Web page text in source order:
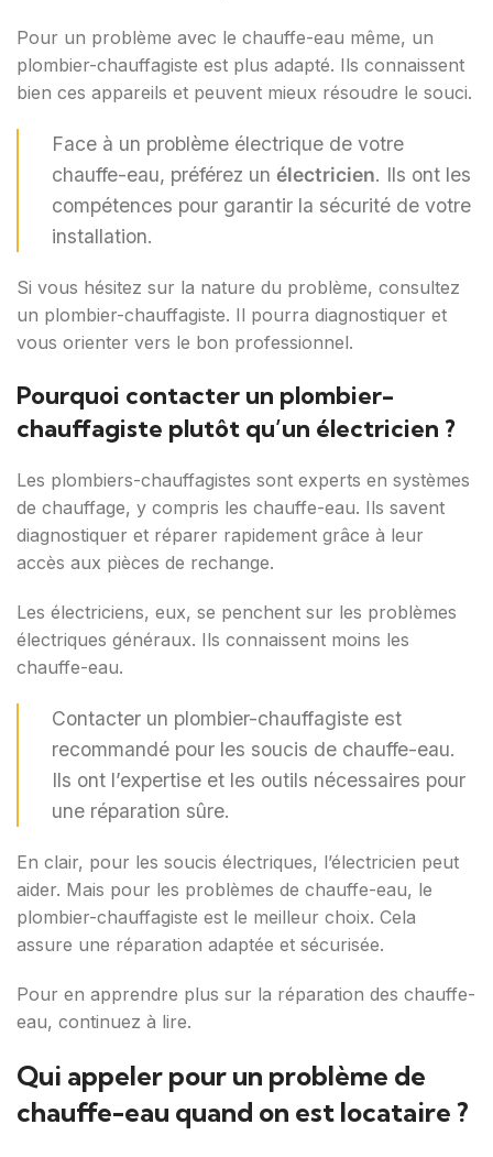
Pour un problème avec le chauffe-eau même, un
plombier-chauffagiste est plus adapté. Ils connaissent
bien ces appareils et peuvent mieux résoudre le souci.
Face à un problème électrique de votre
chauffe-eau, préférez un électricien. Ils ont les
compétences pour garantir la sécurité de votre
installation.
Si vous hésitez sur la nature du problème, consultez
un plombier-chauffagiste. Il pourra diagnostiquer et
vous orienter vers le bon professionnel.
Pourquoi contacter un plombier-
chauffagiste plutôt qu’un électricien ?
Les plombiers-chauffagistes sont experts en systèmes
de chauffage, y compris les chauffe-eau. Ils savent
diagnostiquer et réparer rapidement grâce à leur
accès aux pièces de rechange.
Les électriciens, eux, se penchent sur les problèmes
électriques généraux. Ils connaissent moins les
chauffe-eau.
Contacter un plombier-chauffagiste est
recommandé pour les soucis de chauffe-eau.
Ils ont l’expertise et les outils nécessaires pour
une réparation sûre.
En clair, pour les soucis électriques, l’électricien peut
aider. Mais pour les problèmes de chauffe-eau, le
plombier-chauffagiste est le meilleur choix. Cela
assure une réparation adaptée et sécurisée.
Pour en apprendre plus sur la réparation des chauffe-
eau, continuez à lire.
Qui appeler pour un problème de
chauffe-eau quand on est locataire ?